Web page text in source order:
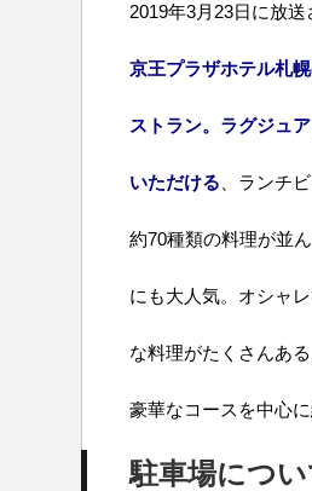
2019年3月23日に放送
京王プラザホテル札
ストラン。ラグジュ
いただける 、ランチ
約70種類の料理が並
にも大人気。オシャ
な料理がたくさんあ
豪華なコースを中心
駐車場につい